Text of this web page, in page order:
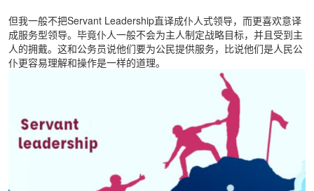
但我一般不把Servant Leadership直译成仆人式领导，而更喜欢意译
成服务型领导。毕竟仆人一般不会为主人制定战略目标，并且受到主
人的拥戴。这和公务员说他们要为公民提供服务，比说他们是人民公
仆更容易理解和操作是一样的道理。